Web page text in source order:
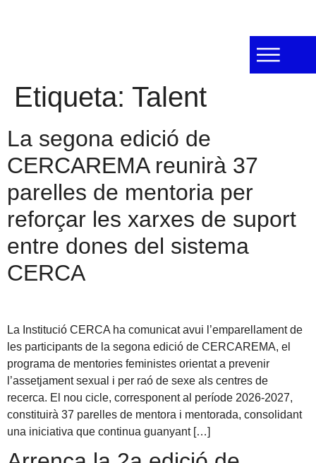
Etiqueta: Talent
La segona edició de
CERCAREMA reunirà 37
parelles de mentoria per
reforçar les xarxes de suport
entre dones del sistema
CERCA
La Institució CERCA ha comunicat avui l’emparellament de
les participants de la segona edició de CERCAREMA, el
programa de mentories feministes orientat a prevenir
l’assetjament sexual i per raó de sexe als centres de
recerca. El nou cicle, corresponent al període 2026-2027,
constituirà 37 parelles de mentora i mentorada, consolidant
una iniciativa que continua guanyant […]